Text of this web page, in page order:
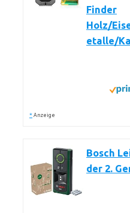
Finder
Holz/
etalle/
* Anzeige
Bosch
der 2.